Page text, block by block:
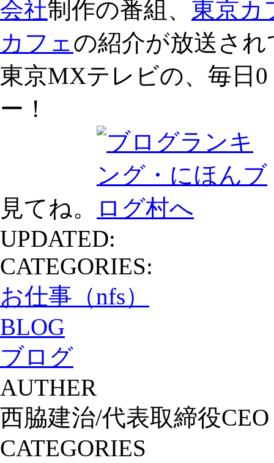
会社制作の番組、 東京カ
カフェの紹介が放送さ
東京MXテレビの、毎日
ー！
見てね。
UPDATED:
CATEGORIES:
お仕事（nfs）
BLOG
ブログ
AUTHER
西脇建治/代表取締役CEO
CATEGORIES